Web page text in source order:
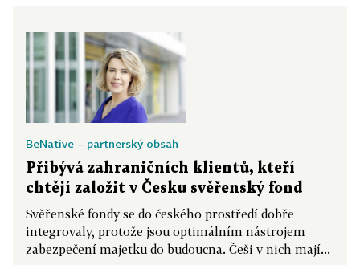
BeNative – partnerský obsah
Přibývá zahraničních klientů, kteří
chtějí založit v Česku svěřenský fond
Svěřenské fondy se do českého prostředí dobře
integrovaly, protože jsou optimálním nástrojem
zabezpečení majetku do budoucna. Češi v nich mají...